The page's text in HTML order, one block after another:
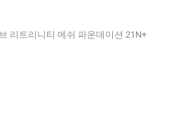
리트리니티 메쉬 파운데이션 21N+